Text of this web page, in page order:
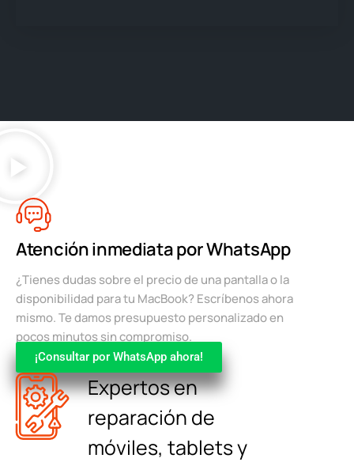
Atención inmediata por WhatsApp
¿Tienes dudas sobre el precio de una pantalla o la
disponibilidad para tu MacBook? Escríbenos ahora
mismo. Te damos presupuesto personalizado en
pocos minutos sin compromiso.
¡Consultar por WhatsApp ahora!
Expertos en
reparación de
móviles, tablets y